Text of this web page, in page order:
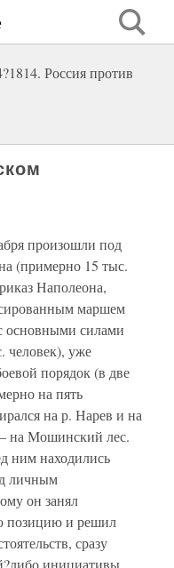
Россия против
произошли под
(примерно 15 тыс.
Наполеона,
маршем
основными силами
человек), уже
порядок (в две
на пять
на р. Нарев и на
на Мошинский лес.
ним находились
личным
он занял
позицию и решил
сразу
инициативы